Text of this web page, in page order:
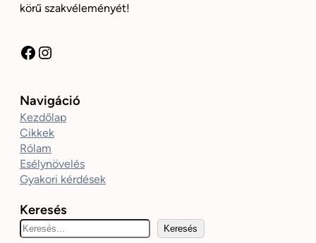
körű szakvéleményét!
Facebook Instagram
Navigáció
Kezdőlap
Cikkek
Rólam
Esélynövelés
Gyakori kérdések
Keresés
K Keresés